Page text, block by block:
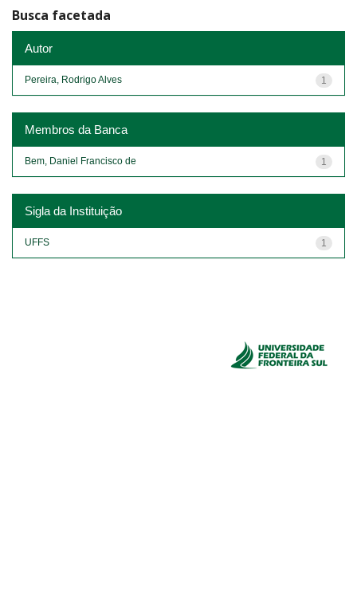
Busca facetada
Autor
1
Pereira, Rodrigo Alves
Membros da Banca
1
Bem, Daniel Francisco de
Sigla da Instituição
1
UFFS